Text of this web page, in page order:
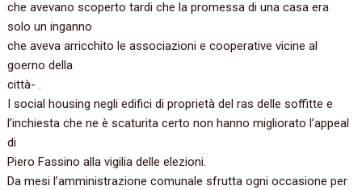
che avevano scoperto tardi che la promessa di una casa era
solo un inganno
che aveva arricchito le associazioni e cooperative vicine al
goerno della
città- .
I social housing negli edifici di proprietà del ras delle soffitte e
l’inchiesta che ne è scaturita certo non hanno migliorato l’appeal
di
Piero Fassino alla vigilia delle elezioni.
Da mesi l’amministrazione comunale sfrutta ogni occasione per